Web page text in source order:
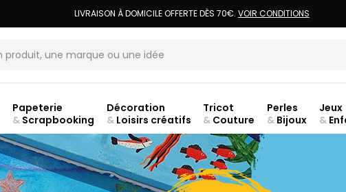
LIVRAISON À DOMICILE OFFERTE DÈS 70€. VOIR CONDITIONS
Papeterie
&Scrapbooking
Décoration
&Loisirs créatifs
Tricot
& Couture
Perles
& Bijoux
Jeux
&